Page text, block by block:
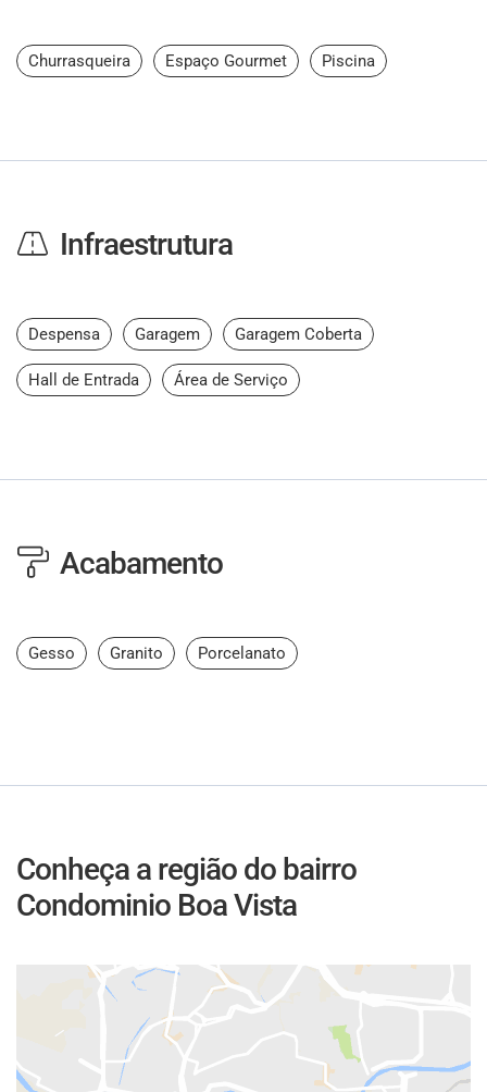
Churrasqueira Espaço Gourmet Piscina
Infraestrutura
Despensa Garagem Garagem Coberta
Hall de Entrada Área de Serviço
Acabamento
Gesso Granito Porcelanato
Conheça a região do bairro
Condominio Boa Vista